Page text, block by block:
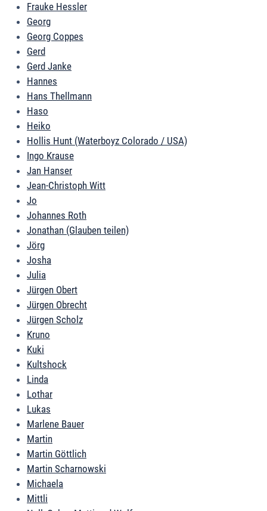
Frauke Hessler
Georg
Georg Coppes
Gerd
Gerd Janke
Hannes
Hans Thellmann
Haso
Heiko
Hollis Hunt (Waterboyz Colorado / USA)
Ingo Krause
Jan Hanser
Jean-Christoph Witt
Jo
Johannes Roth
Jonathan (Glauben teilen)
Jörg
Josha
Julia
Jürgen Obert
Jürgen Obrecht
Jürgen Scholz
Kruno
Kuki
Kultshock
Linda
Lothar
Lukas
Marlene Bauer
Martin
Martin Göttlich
Martin Scharnowski
Michaela
Mittli